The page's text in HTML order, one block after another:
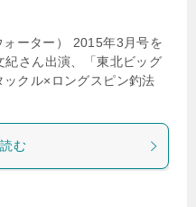
ーター） 2015年3月号を
紀さん出演、「東北ビッグ
クル×ロングスピン釣法
む